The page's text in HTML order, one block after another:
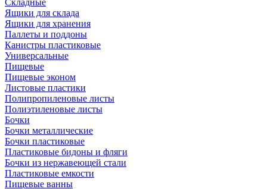
Складные
Ящики для склада
Ящики для хранения
Паллеты и поддоны
Канистры пластиковые
Универсальные
Пищевые
Пищевые эконом
Листовые пластики
Полипропиленовые листы
Полиэтиленовые листы
Бочки
Бочки металлические
Бочки пластиковые
Пластиковые бидоны и фляги
Бочки из нержавеющей стали
Пластиковые емкости
Пищевые ванны